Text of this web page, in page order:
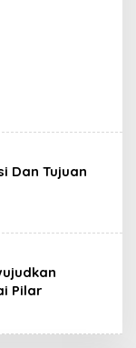
Dan Tujuan
Pilar